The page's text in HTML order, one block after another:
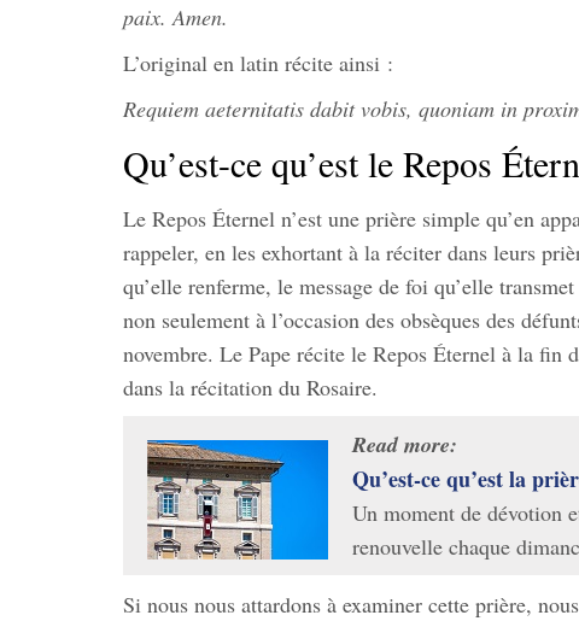
paix. Amen.
L’original en latin récite ainsi :
Requiem aeternitatis dabit vobis, quoniam in
Qu’est-ce qu’est le Repos
Le Repos Éternel n’est une prière simple qu’en
rappeler, en les exhortant à la réciter dans leurs
qu’elle renferme, le message de foi qu’elle
non seulement à l’occasion des obsèques des
novembre. Le Pape récite le Repos Éternel à la fin
dans la récitation du Rosaire.
Read more:
Qu’est-ce qu’est la
Un moment de dévotion
renouvelle chaque
Si nous nous attardons à examiner cette prière,